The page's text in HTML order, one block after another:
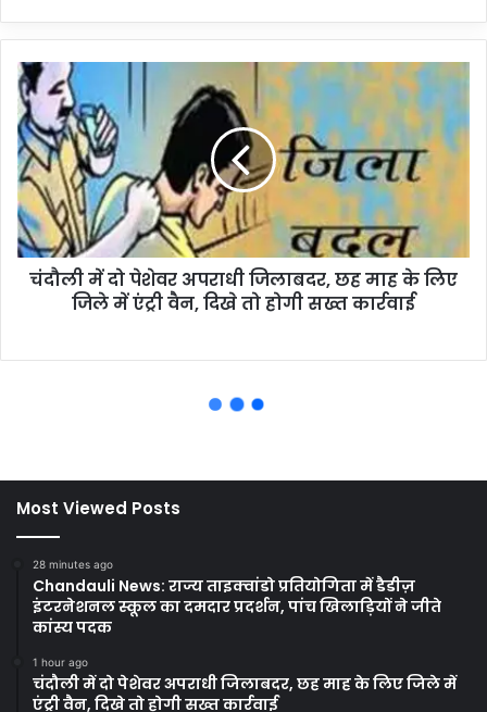
Most Viewed Posts
28 minutes ago
Chandauli News: राज्य ताइक्वांडो प्रतियोगिता में डैडीज़
इंटरनेशनल स्कूल का दमदार प्रदर्शन, पांच खिलाड़ियों ने जीते
कांस्य पदक
1 hour ago
चंदौली में दो पेशेवर अपराधी जिलाबदर, छह माह के लिए जिले में
एंट्री वैन, दिखे तो होगी सख्त कार्रवाई